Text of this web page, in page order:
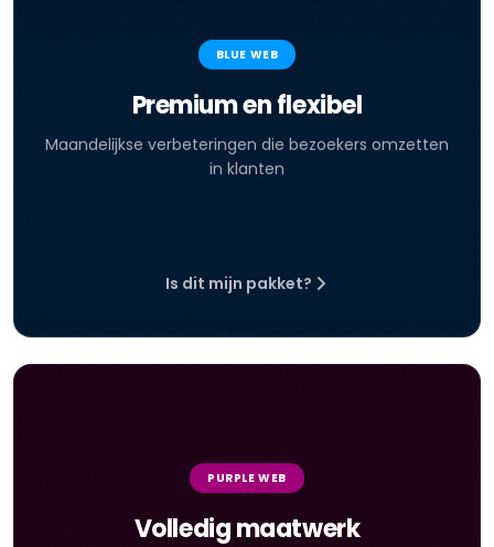
BLUE WEB
Premium en flexibel
Maandelijkse verbeteringen die bezoekers omzetten
in klanten
Is dit mijn pakket?
PURPLE WEB
Volledig maatwerk